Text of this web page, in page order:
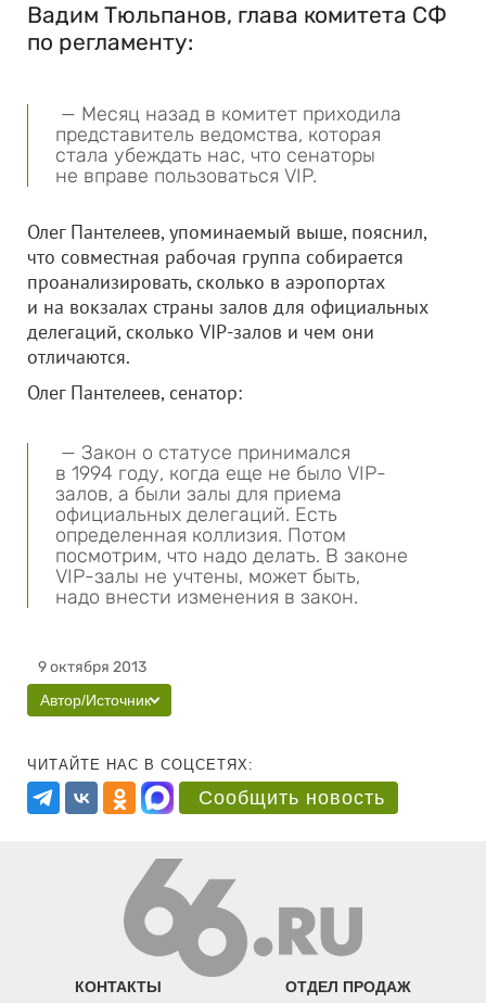
Вадим Тюльпанов, глава комитета СФ
по регламенту:
— Месяц назад в комитет приходила
представитель ведомства, которая
стала убеждать нас, что сенаторы
не вправе пользоваться VIP.
Олег Пантелеев, упоминаемый выше, пояснил,
что совместная рабочая группа собирается
проанализировать, сколько в аэропортах
и на вокзалах страны залов для официальных
делегаций, сколько VIP-залов и чем они
отличаются.
Олег Пантелеев, сенатор:
— Закон о статусе принимался
в 1994 году, когда еще не было VIP-
залов, а были залы для приема
официальных делегаций. Есть
определенная коллизия. Потом
посмотрим, что надо делать. В законе
VIP-залы не учтены, может быть,
надо внести изменения в закон.
9 октября 2013
Автор/Источник
ЧИТАЙТЕ НАС В СОЦСЕТЯХ:
Сообщить новость
КОНТАКТЫ ОТДЕЛ ПРОДАЖ